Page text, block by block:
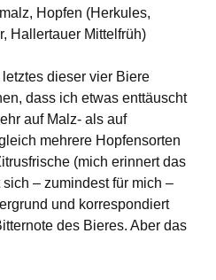
Hopfen (Herkules,
Hallertauer Mittelfrüh)
dieser vier Biere
dass ich etwas enttäuscht
auf Malz- als auf
mehrere Hopfensorten
(mich erinnert das
– zumindest für mich –
und korrespondiert
des Bieres. Aber das